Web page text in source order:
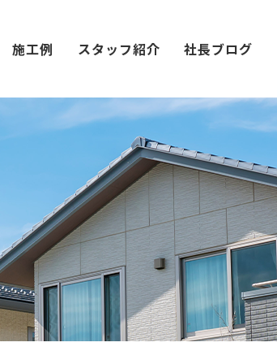
施工例 スタッフ紹介 社長ブログ